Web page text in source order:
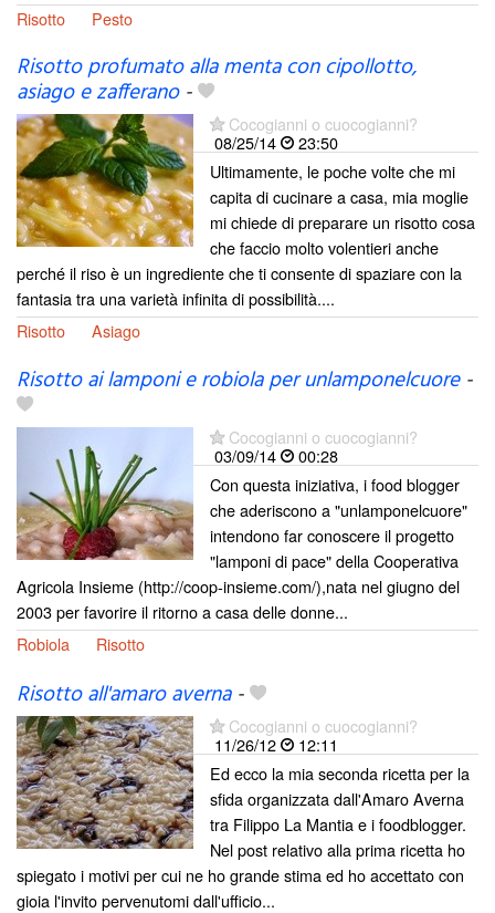
Risotto
Pesto
Risotto profumato alla menta con cipollotto,
asiago e zafferano-
Cocogianni o cuocogianni?
08/25/14
23:50
Ultimamente, le poche volte che mi
capita di cucinare a casa, mia moglie
mi chiede di preparare un risotto cosa
che faccio molto volentieri anche
perché il riso è un ingrediente che ti consente di spaziare con la
fantasia tra una varietà infinita di possibilità....
Risotto
Asiago
Risotto ai lamponi e robiola per unlamponelcuore-
Cocogianni o cuocogianni?
03/09/14
00:28
Con questa iniziativa, i food blogger
che aderiscono a "unlamponelcuore"
intendono far conoscere il progetto
"lamponi di pace" della Cooperativa
Agricola Insieme (http://coop-insieme.com/),nata nel giugno del
2003 per favorire il ritorno a casa delle donne...
Robiola
Risotto
Risotto all'amaro averna-
Cocogianni o cuocogianni?
11/26/12
12:11
Ed ecco la mia seconda ricetta per la
sfida organizzata dall'Amaro Averna
tra Filippo La Mantia e i foodblogger.
Nel post relativo alla prima ricetta ho
spiegato i motivi per cui ne ho grande stima ed ho accettato con
gioia l'invito pervenutomi dall'ufficio...